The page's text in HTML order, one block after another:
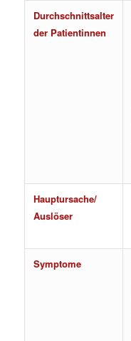
Durchschnittsalter
der Patientinnen
Hauptursache/
Auslöser
Symptome